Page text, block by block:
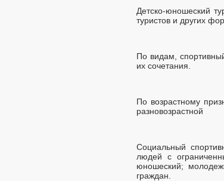
Детско-юношеский
туристов и других
По видам,
их сочетания.
По возрастному
разновозрастной
Социальный
людей с
юношеский;
граждан.